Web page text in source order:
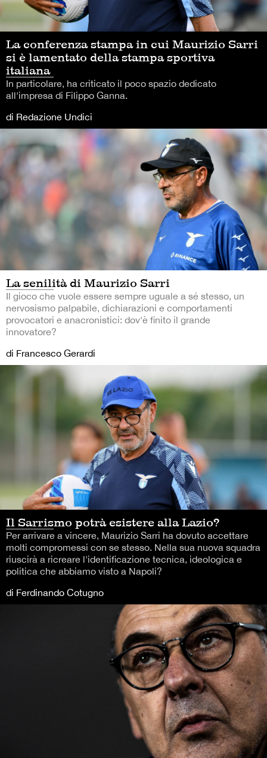
La conferenza stampa in cui Maurizio Sarri
si è lamentato della stampa sportiva
italiana
In particolare, ha criticato il poco spazio dedicato
all'impresa di Filippo Ganna.
di Redazione Undici
La senilità di Maurizio Sarri
Il gioco che vuole essere sempre uguale a sé stesso, un
nervosismo palpabile, dichiarazioni e comportamenti
provocatori e anacronistici: dov'è finito il grande
innovatore?
di Francesco Gerardi
Il Sarrismo potrà esistere alla Lazio?
Per arrivare a vincere, Maurizio Sarri ha dovuto accettare
molti compromessi con se stesso. Nella sua nuova squadra
riuscirà a ricreare l'identificazione tecnica, ideologica e
politica che abbiamo visto a Napoli?
di Ferdinando Cotugno